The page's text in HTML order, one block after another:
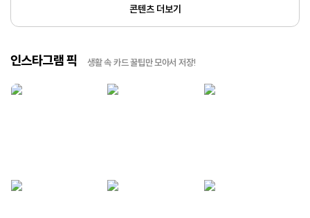
콘텐츠 더보기
인스타그램 픽 생활 속 카드 꿀팁만 모아서 저장!